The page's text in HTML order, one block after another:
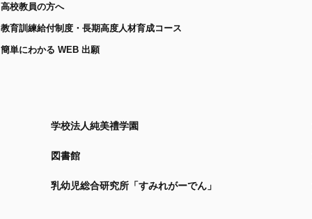
高校教員の方へ
教育訓練給付制度・長期高度人材育成コース
簡単にわかる WEB 出願
学校法人純美禮学園
図書館
乳幼児総合研究所「すみれがーでん」